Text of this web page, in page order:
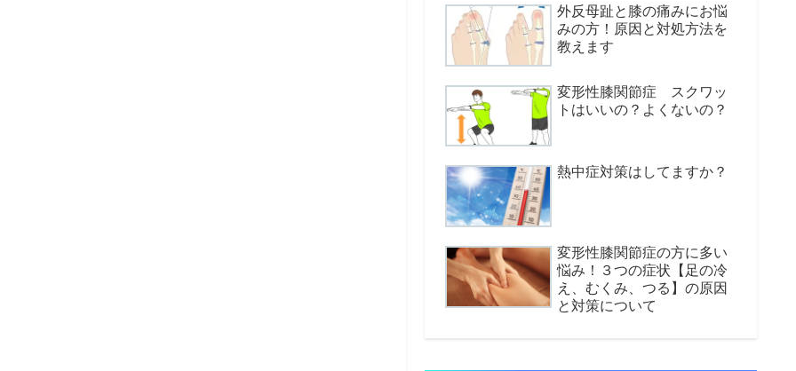
外反母趾と膝の痛みにお悩
みの方！原因と対処方法を
教えます
変形性膝関節症 スクワッ
トはいいの？よくないの？
熱中症対策はしてますか？
変形性膝関節症の方に多い
悩み！３つの症状【足の冷
え、むくみ、つる】の原因
と対策について